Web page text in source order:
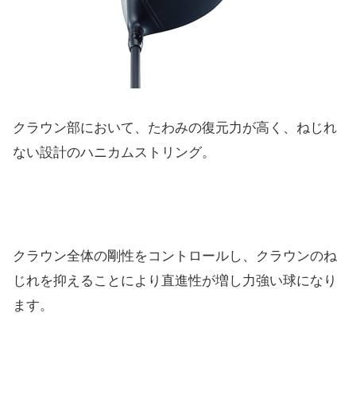
クラウン部において、たわみの復元力が高く、 ねじれ
ない設計のハニカムストリング。
クラウン全体の剛性をコントロールし、
クラウンのね
じれを抑えることにより直進性が増し力強い球になり
ます。